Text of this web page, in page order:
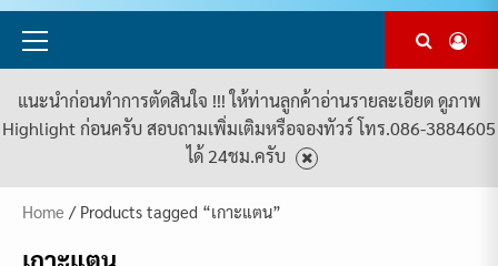
Primary
แนะนำก่อนทำการตัดสินใจ !!! ให้ท่านลูกค้าอ่านรายละเอียด ดูภาพ
Highlight ก่อนครับ สอบถามเพิ่มเติมหรือจองทัวร์ โทร.086-3884605
ได้ 24ชม.ครับ
Home / Products tagged “เกาะแตน”
เกาะแตน